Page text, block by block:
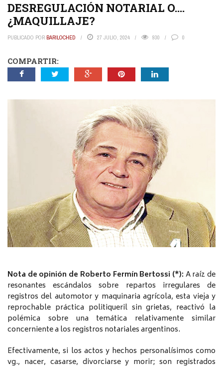
DESREGULACIÓN NOTARIAL O….
¿MAQUILLAJE?
PUBLICADO POR BARILOCHED 27 JULIO, 2024 930 0
COMPARTIR:
Nota de opinión de Roberto Fermín Bertossi (*): A raíz de
resonantes escándalos sobre repartos irregulares de
registros del automotor y maquinaria agrícola, esta vieja y
reprochable práctica politiqueril sin grietas, reactivó la
polémica sobre una temática relativamente similar
concerniente a los registros notariales argentinos.
Efectivamente, si los actos y hechos personalísimos como
vg., nacer, casarse, divorciarse y morir; son registrados